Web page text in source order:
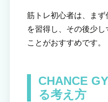
筋トレ初心者は、ま
を習得し、その後少し
ことがおすすめです。
CHANCE
る考え方